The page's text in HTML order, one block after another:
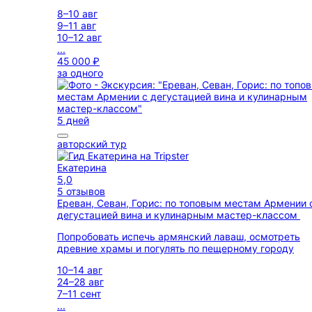
8–10 авг
9–11 авг
10–12 авг
...
45 000 ₽
за одного
5 дней
авторский тур
Екатерина
5,0
5 отзывов
Ереван, Севан, Горис: по топовым местам Армении
дегустацией вина и кулинарным мастер-классом
Попробовать испечь армянский лаваш, осмотреть
древние храмы и погулять по пещерному городу
10–14 авг
24–28 авг
7–11 сент
...